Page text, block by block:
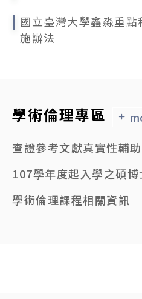
國立臺灣大學鑫淼重
施辦法
學術倫理專區
查證參考文獻真實性輔
學術倫理課程相關資訊